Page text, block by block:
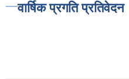
वार्षिक प्रगति प्रतिवेदन